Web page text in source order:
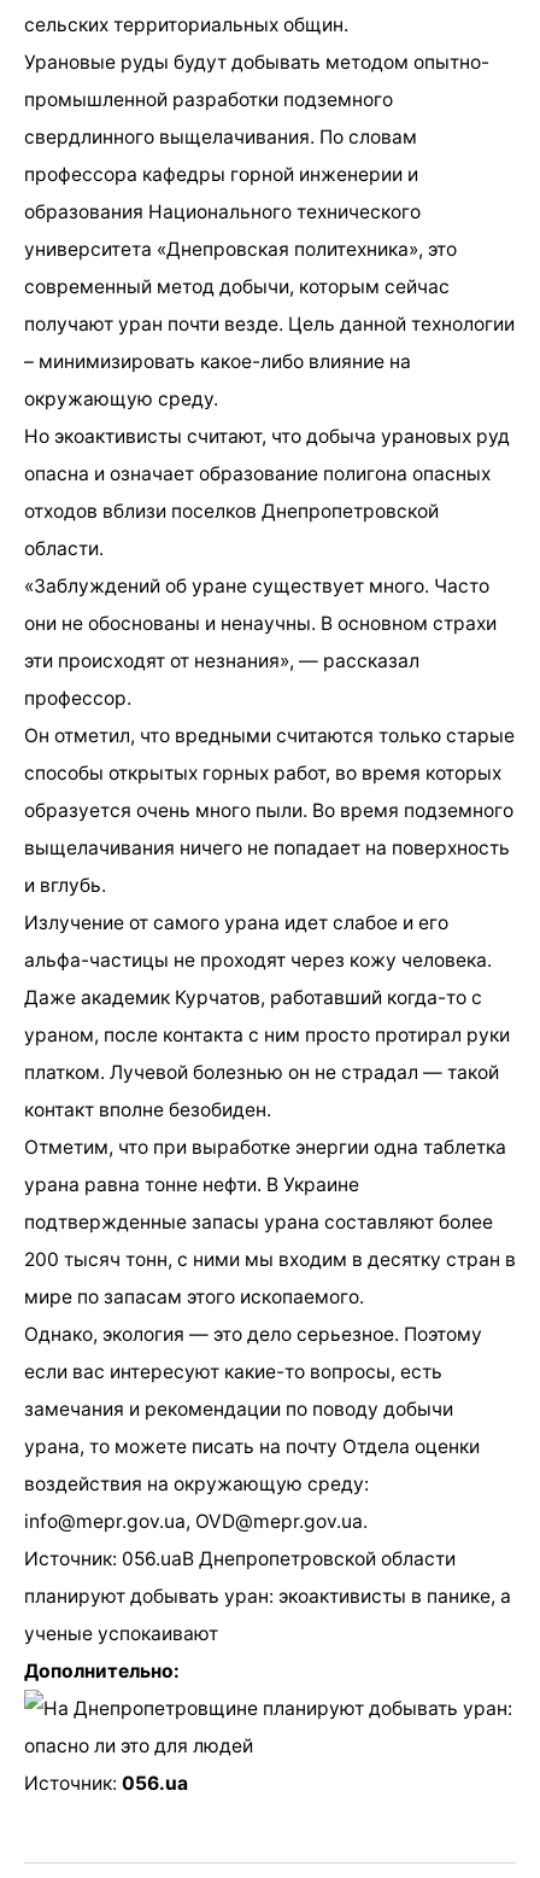
сельских территориальных общин.
Урановые руды будут добывать методом опытно-
промышленной разработки подземного
свердлинного выщелачивания. По словам
профессора кафедры горной инженерии и
образования Национального технического
университета «Днепровская политехника», это
современный метод добычи, которым сейчас
получают уран почти везде. Цель данной технологии
– минимизировать какое-либо влияние на
окружающую среду.
Но экоактивисты считают, что добыча урановых руд
опасна и означает образование полигона опасных
отходов вблизи поселков Днепропетровской
области.
«Заблуждений об уране существует много. Часто
они не обоснованы и ненаучны. В основном страхи
эти происходят от незнания», — рассказал
профессор.
Он отметил, что вредными считаются только старые
способы открытых горных работ, во время которых
образуется очень много пыли. Во время подземного
выщелачивания ничего не попадает на поверхность
и вглубь.
Излучение от самого урана идет слабое и его
альфа-частицы не проходят через кожу человека.
Даже академик Курчатов, работавший когда-то с
ураном, после контакта с ним просто протирал руки
платком. Лучевой болезнью он не страдал — такой
контакт вполне безобиден.
Отметим, что при выработке энергии одна таблетка
урана равна тонне нефти. В Украине
подтвержденные запасы урана составляют более
200 тысяч тонн, с ними мы входим в десятку стран в
мире по запасам этого ископаемого.
Однако, экология — это дело серьезное. Поэтому
если вас интересуют какие-то вопросы, есть
замечания и рекомендации по поводу добычи
урана, то можете писать на почту Отдела оценки
воздействия на окружающую среду:
info@mepr.gov.ua, OVD@mepr.gov.ua.
Источник: 056.uaВ Днепропетровской области
планируют добывать уран: экоактивисты в панике, а
ученые успокаивают
Дополнительно:
Источник: 056.ua